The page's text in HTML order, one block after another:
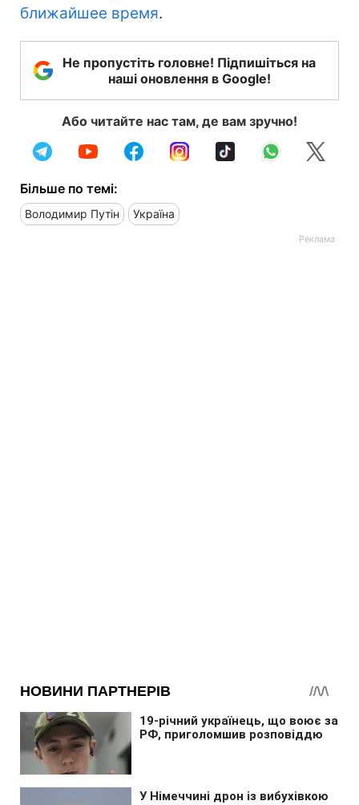
ближайшее время.
Не пропустіть головне! Підпишіться на
наші оновлення в Google!
Або читайте нас там, де вам зручно!
Більше по темі:
Володимир Путін Україна